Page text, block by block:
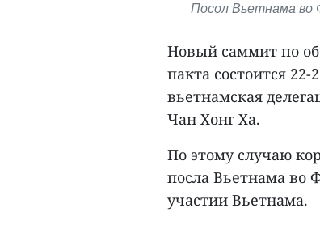
Посол Вьетнама во
Новый саммит по
пакта состоится
вьетнамская
Чан Хонг Ха.
По этому случаю
посла Вьетнама во
участии Вьетнама.